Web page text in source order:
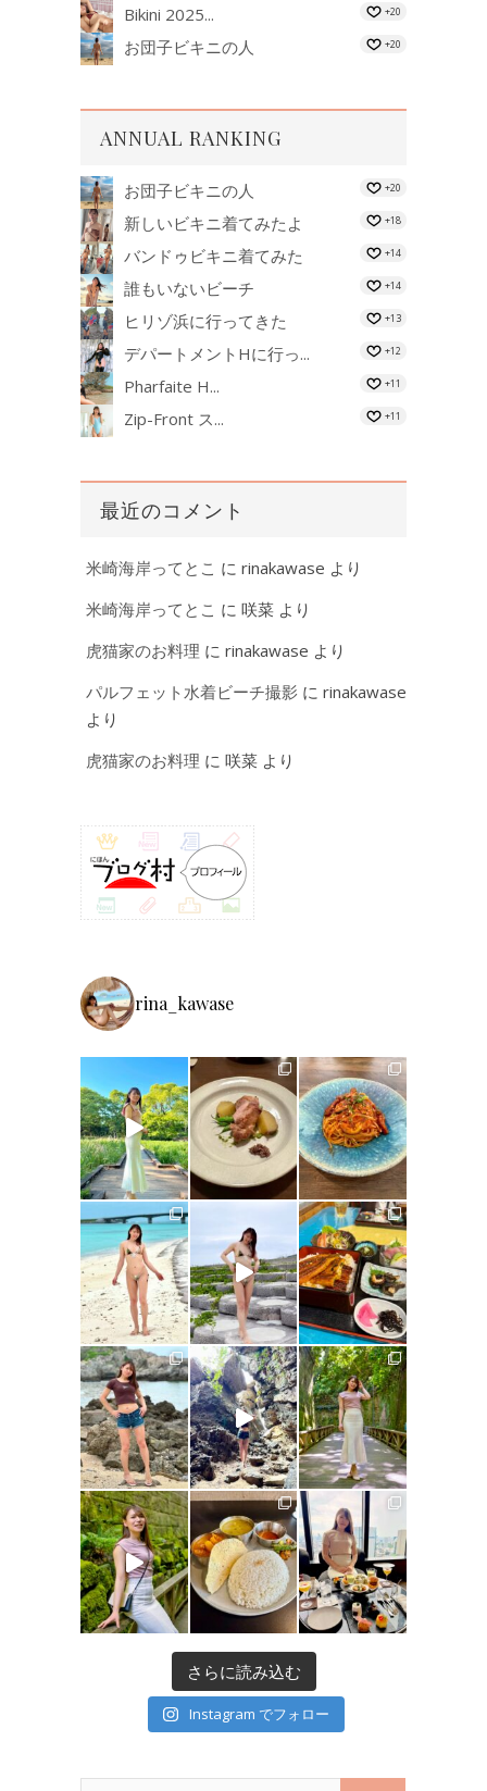
Bikini 2025... +20
お団子ビキニの人 +20
ANNUAL RANKING
お団子ビキニの人 +20
新しいビキニ着てみたよ +18
バンドゥビキニ着てみた +14
誰もいないビーチ +14
ヒリゾ浜に行ってきた +13
デパートメントHに行っ... +12
Pharfaite H... +11
Zip-Front ス... +11
最近のコメント
米崎海岸ってとこ に rinakawase より
米崎海岸ってとこ に 咲菜 より
虎猫家のお料理 に rinakawase より
パルフェット水着ビーチ撮影 に rinakawase
より
虎猫家のお料理 に 咲菜 より
rina_kawase
さらに読み込む
Instagram でフォロー